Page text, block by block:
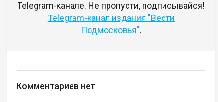
Telegram-канале. Не пропусти, подписывайся!
Telegram-канал издания "Вести
Подмосковья".
Комментариев нет